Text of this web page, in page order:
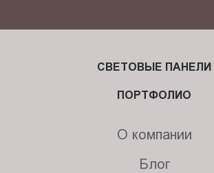
СВЕТОВЫЕ ПАНЕЛИ
ПОРТФОЛИО
О компании
Блог